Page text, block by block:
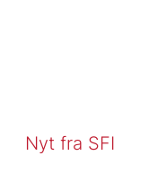
Nyt fra SFI